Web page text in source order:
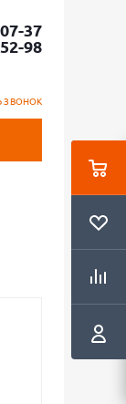
37
98
ЗВОНОК